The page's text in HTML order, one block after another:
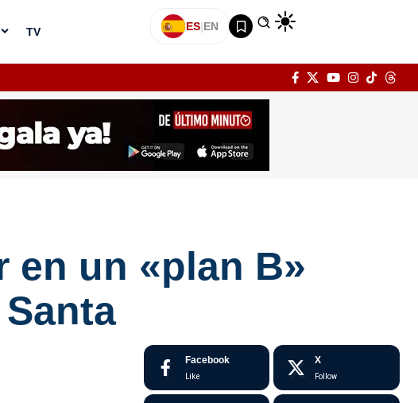
TV ES|EN
en un «plan B»
Facebook
Like
X
Follow